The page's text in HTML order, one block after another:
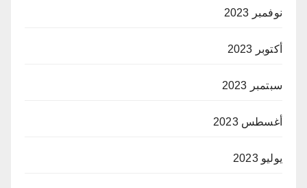
نوفمبر 2023
أكتوبر 2023
سبتمبر 2023
أغسطس 2023
يوليو 2023